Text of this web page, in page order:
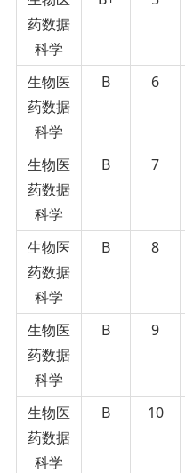
药数据
科学
生物医
药数据
科学
B 6
生物医
药数据
科学
B 7
生物医
药数据
科学
B 8
生物医
药数据
科学
B 9
生物医
药数据
科学
B 10